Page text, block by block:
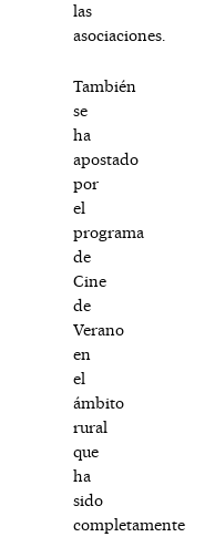
las
asociaciones.
También
se
ha
apostado
por
el
programa
de
Cine
de
Verano
en
el
ámbito
rural
que
ha
sido
completamente